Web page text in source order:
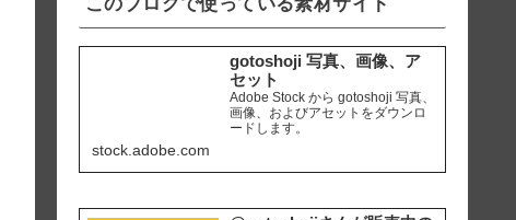
gotoshoji 写真、画像、ア
セット
Adobe Stock から gotoshoji 写真、
画像、およびアセットをダウンロ
ードします。
stock.adobe.com